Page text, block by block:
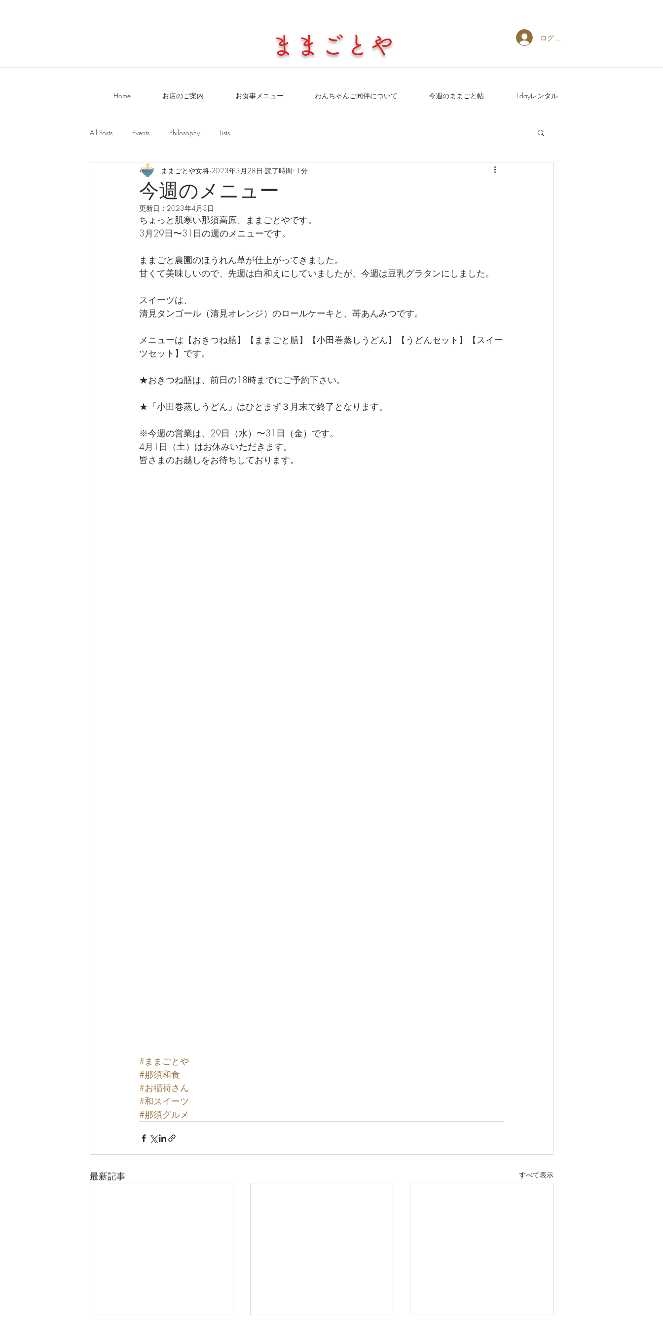
​ままごとや ログイン
Home お店のご案内 お食事メニュー わんちゃんご同伴について 今週のままごと帖 1dayレンタル
All Posts Events Philosophy Lists
今週のメニュー
ままごとや女将 2023年3月28日 読了時間: 1分
更新日： 2023年4月3日
ちょっと肌寒い那須高原、ままごとやです。
3月29日〜31日の週のメニューです。
ままごと農園のほうれん草が仕上がってきました。
甘くて美味しいので、先週は白和えにしていましたが、今週は豆乳グラタンにしました。
スイーツは、
清見タンゴール（清見オレンジ）のロールケーキと、苺あんみつです。
メニューは【おきつね膳】【ままごと膳】【小田巻蒸しうどん】【うどんセット】【スイー
ツセット】です。
★おきつね膳は、前日の18時までにご予約下さい。
★「小田巻蒸しうどん」はひとまず３月末で終了となります。
※今週の営業は、29日（水）〜31日（金）です。
4月1日（土）はお休みいただきます。
皆さまのお越しをお待ちしております。
#ままごとや
#那須和食
#お稲荷さん
#和スイーツ
#那須グルメ
最新記事 すべて表示